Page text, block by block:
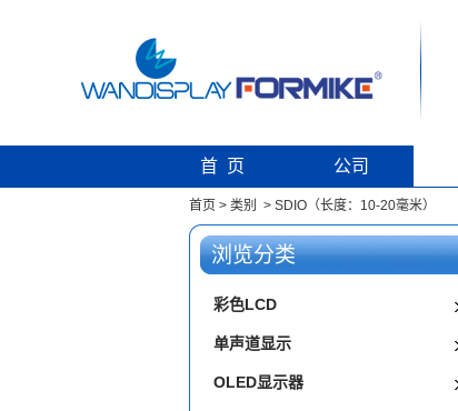
首 页 公司
首页 > 类别 > SDIO（长度：10-20毫米）
浏览分类
彩色LCD
单声道显示
OLED显示器